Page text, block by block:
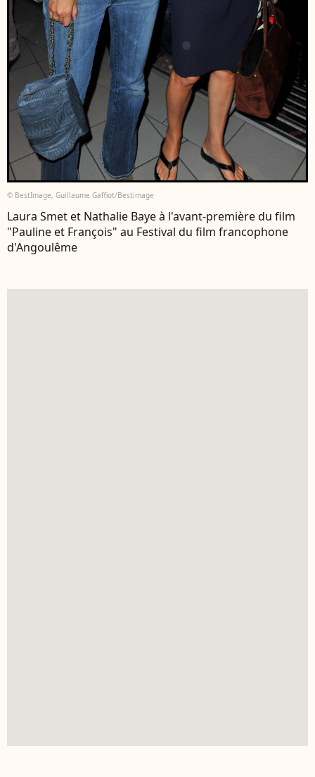
© BestImage, Guillaume Gaffiot/Bestimage
Laura Smet et Nathalie Baye à l'avant-première du film
"Pauline et François" au Festival du film francophone
d'Angoulême